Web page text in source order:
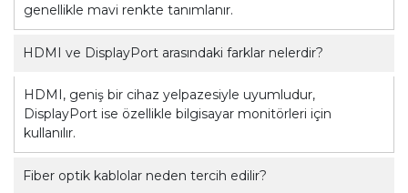
genellikle mavi renkte tanımlanır.
HDMI ve DisplayPort arasındaki farklar nelerdir?
HDMI, geniş bir cihaz yelpazesiyle uyumludur,
DisplayPort ise özellikle bilgisayar monitörleri için
kullanılır.
Fiber optik kablolar neden tercih edilir?